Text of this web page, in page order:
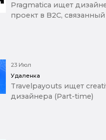
Pragmatica ищет
проект в B2C,
23 Июл
Удаленка
Travelpayouts ищет
дизайнера (Part-time)